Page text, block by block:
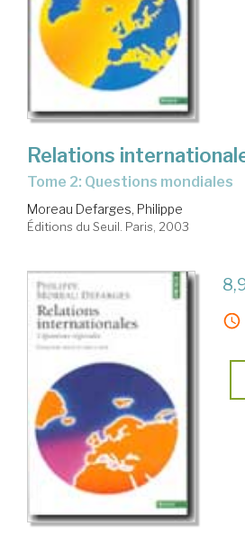
Relations
Tome 2: Questions mondiales
Moreau Defarges, Philippe
Éditions du Seuil. Paris, 2003